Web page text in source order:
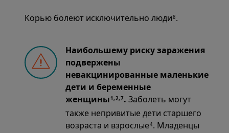
Корью болеют исключительно люди8.
Наибольшему риску заражения
подвержены
невакцинированные маленькие
дети и беременные
женщины 1,2,7. Заболеть могут
также непривитые дети старшего
возраста и взрослые4. Младенцы